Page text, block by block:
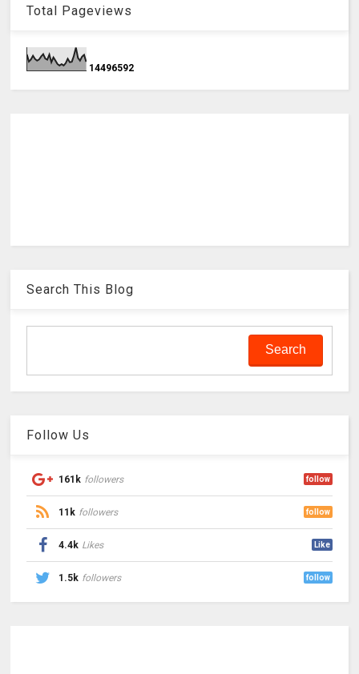
Total Pageviews
14496592
Search This Blog
Follow Us
161k followers follow
11k followers follow
4.4k Likes Like
1.5k followers follow